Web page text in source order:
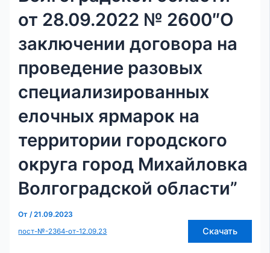
от 28.09.2022 № 2600″О
заключении договора на
проведение разовых
специализированных
елочных ярмарок на
территории городского
округа город Михайловка
Волгоградской области”
От/21.09.2023
пост-№-2364-от-12.09.23
Скачать